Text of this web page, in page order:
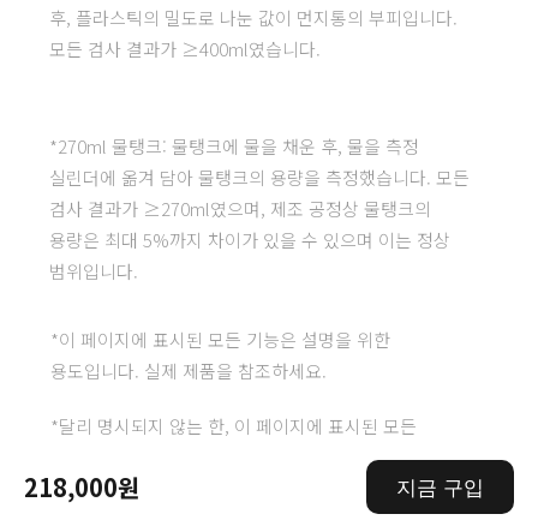
218,000원 지금 구입
후, 플라스틱의 밀도로 나눈 값이 먼지통의 부피입니다.
모든 검사 결과가 ≥400ml였습니다.
*270ml 물탱크: 물탱크에 물을 채운 후, 물을 측정
실린더에 옮겨 담아 물탱크의 용량을 측정했습니다. 모든
검사 결과가 ≥270ml였으며, 제조 공정상 물탱크의
용량은 최대 5%까지 차이가 있을 수 있으며 이는 정상
범위입니다.
*이 페이지에 표시된 모든 기능은 설명을 위한
용도입니다. 실제 제품을 참조하세요.
*달리 명시되지 않는 한, 이 페이지에 표시된 모든
데이터와 테스트 조건은 제조사 연구소에서 제공했습니다.